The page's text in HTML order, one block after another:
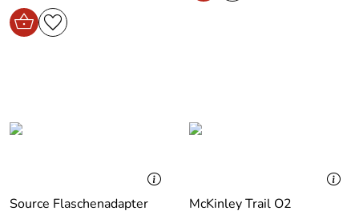
Source Flaschenadapter
McKinley Trail O2